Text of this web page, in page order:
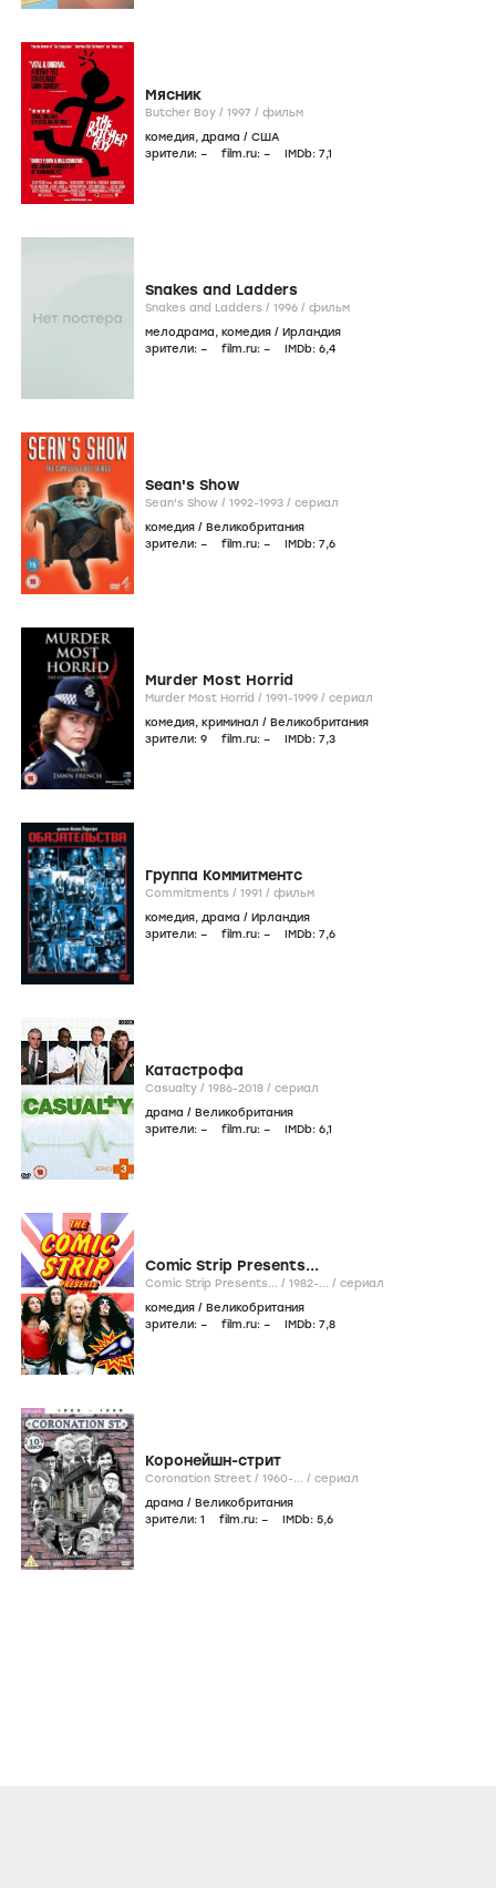
Мясник
Butcher Boy / 1997 / фильм
комедия, драма / США
зрители: – film.ru: – IMDb: 7,1
Snakes and Ladders
Snakes and Ladders / 1996 / фильм
мелодрама, комедия / Ирландия
зрители: – film.ru: – IMDb: 6,4
Sean's Show
Sean's Show / 1992-1993 / сериал
комедия / Великобритания
зрители: – film.ru: – IMDb: 7,6
Murder Most Horrid
Murder Most Horrid / 1991-1999 / сериал
комедия, криминал / Великобритания
зрители: 9 film.ru: – IMDb: 7,3
Группа Коммитментс
Commitments / 1991 / фильм
комедия, драма / Ирландия
зрители: – film.ru: – IMDb: 7,6
Катастрофа
Casualty / 1986-2018 / сериал
драма / Великобритания
зрители: – film.ru: – IMDb: 6,1
Comic Strip Presents...
Comic Strip Presents... / 1982-... / сериал
комедия / Великобритания
зрители: – film.ru: – IMDb: 7,8
Коронейшн-стрит
Coronation Street / 1960-... / сериал
драма / Великобритания
зрители: 1 film.ru: – IMDb: 5,6